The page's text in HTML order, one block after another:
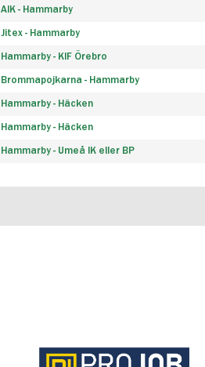
AIK - Hammarby
Jitex - Hammarby
Hammarby - KIF Örebro
Brommapojkarna - Hammarby
Hammarby - Häcken
Hammarby - Häcken
Hammarby - Umeå IK eller BP